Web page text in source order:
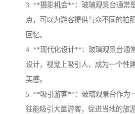
3. **摄影机会**：玻璃观景台通常
点，可以为游客提供与众不同的拍
回忆。
4. **现代化设计**：玻璃观景台通
设计，视觉上吸引人，成为一个性
美感。
5. **吸引游客**：玻璃观景台作为
往能吸引大量游客，促进当地的旅